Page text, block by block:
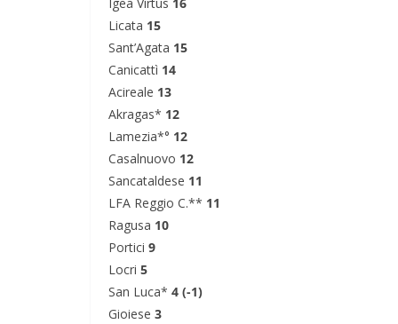
Licata 15
Sant’Agata 15
Canicattì 14
Acireale 13
Akragas* 12
Lamezia*° 12
Casalnuovo 12
Sancataldese 11
LFA Reggio C.** 11
Ragusa 10
Portici 9
Locri 5
San Luca* 4 (-1)
Gioiese 3